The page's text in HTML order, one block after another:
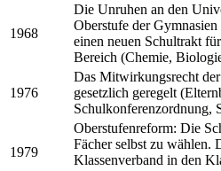
1968
Die Unruhen an den
Oberstufe der
einen neuen Schultrakt
Bereich (Chemie,
1976
Das Mitwirkungsrecht
gesetzlich geregelt
Schulkonferenzordnung,
1979
Oberstufenreform: Die
Fächer selbst zu wählen.
Klassenverband in den